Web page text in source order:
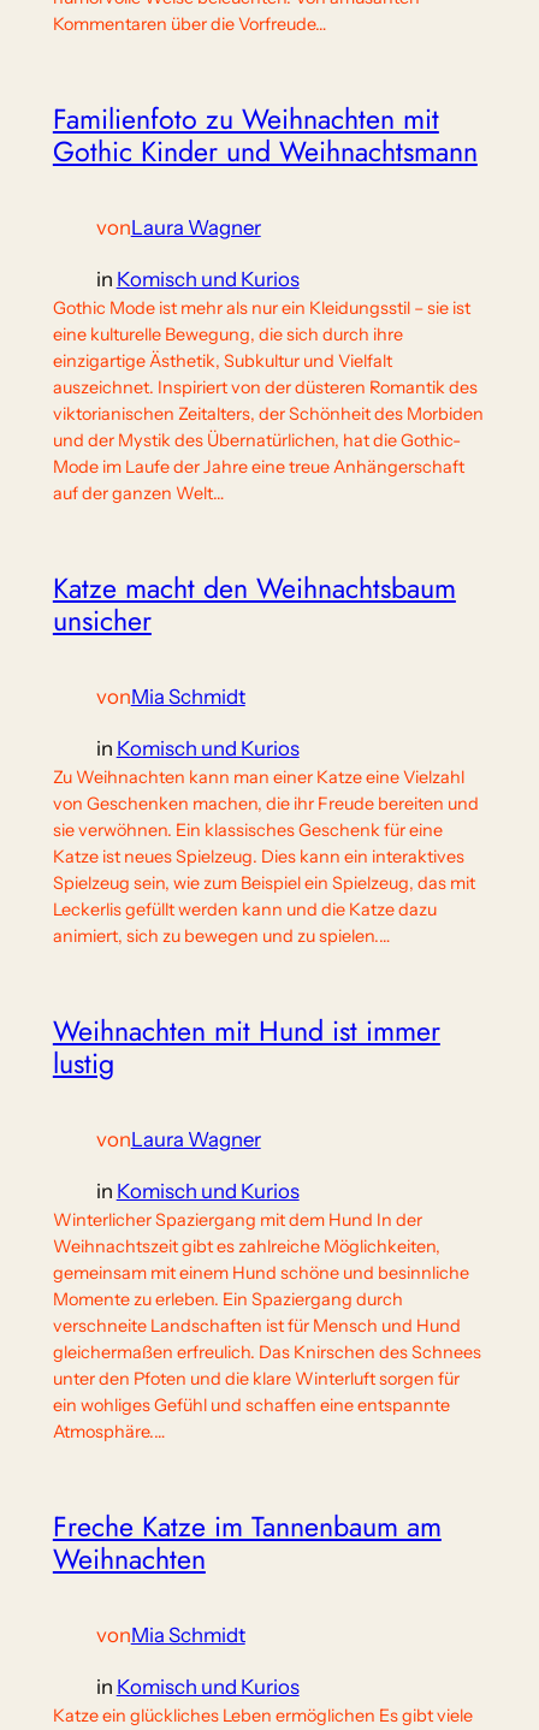
Kommentaren über die Vorfreude…
Familienfoto zu Weihnachten mit
Gothic Kinder und Weihnachtsmann
vonLaura Wagner
in Komisch und Kurios
Gothic Mode ist mehr als nur ein Kleidungsstil – sie ist
eine kulturelle Bewegung, die sich durch ihre
einzigartige Ästhetik, Subkultur und Vielfalt
auszeichnet. Inspiriert von der düsteren Romantik des
viktorianischen Zeitalters, der Schönheit des Morbiden
und der Mystik des Übernatürlichen, hat die Gothic-
Mode im Laufe der Jahre eine treue Anhängerschaft
auf der ganzen Welt…
Katze macht den Weihnachtsbaum
unsicher
vonMia Schmidt
in Komisch und Kurios
Zu Weihnachten kann man einer Katze eine Vielzahl
von Geschenken machen, die ihr Freude bereiten und
sie verwöhnen. Ein klassisches Geschenk für eine
Katze ist neues Spielzeug. Dies kann ein interaktives
Spielzeug sein, wie zum Beispiel ein Spielzeug, das mit
Leckerlis gefüllt werden kann und die Katze dazu
animiert, sich zu bewegen und zu spielen.…
Weihnachten mit Hund ist immer
lustig
vonLaura Wagner
in Komisch und Kurios
Winterlicher Spaziergang mit dem Hund In der
Weihnachtszeit gibt es zahlreiche Möglichkeiten,
gemeinsam mit einem Hund schöne und besinnliche
Momente zu erleben. Ein Spaziergang durch
verschneite Landschaften ist für Mensch und Hund
gleichermaßen erfreulich. Das Knirschen des Schnees
unter den Pfoten und die klare Winterluft sorgen für
ein wohliges Gefühl und schaffen eine entspannte
Atmosphäre.…
Freche Katze im Tannenbaum am
Weihnachten
vonMia Schmidt
in Komisch und Kurios
Katze ein glückliches Leben ermöglichen Es gibt viele